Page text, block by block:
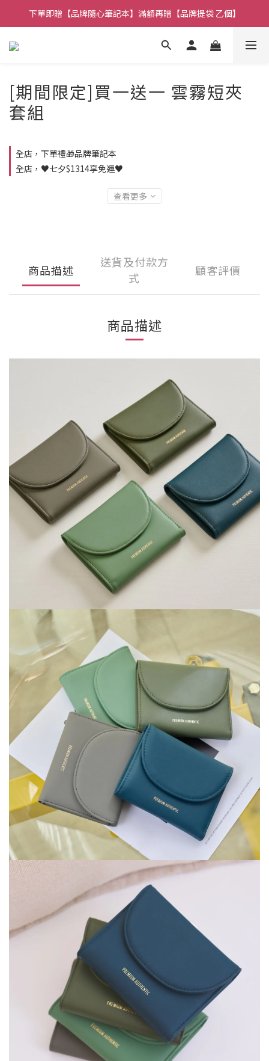
🚚全館消費 滿 $1,314 免運費！
下單即贈【品牌隨心筆記本】滿額再贈【品牌提袋 乙個】
🚚全館消費 滿 $1,314 免運費！
[期間限定]買一送一 雲霧短夾
套組
全店，下單禮🎁品牌筆記本
全店，♥️七夕$1314享免運♥️
查看更多
商品描述
送貨及付款方
式
顧客評價
商品描述